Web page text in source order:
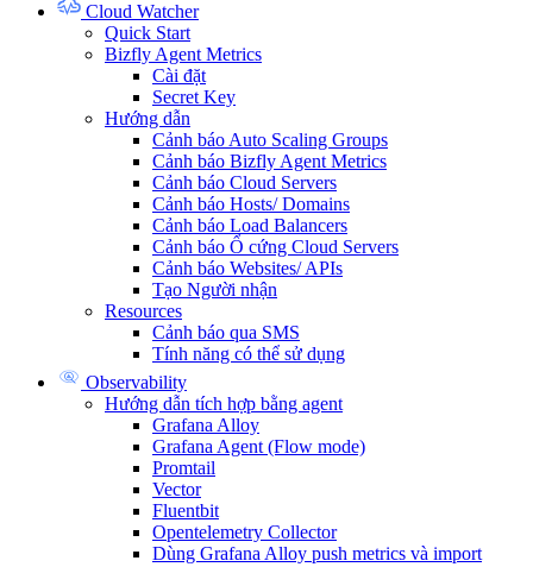
Cloud Watcher
Quick Start
Bizfly Agent Metrics
Cài đặt
Secret Key
Hướng dẫn
Cảnh báo Auto Scaling Groups
Cảnh báo Bizfly Agent Metrics
Cảnh báo Cloud Servers
Cảnh báo Hosts/ Domains
Cảnh báo Load Balancers
Cảnh báo Ổ cứng Cloud Servers
Cảnh báo Websites/ APIs
Tạo Người nhận
Resources
Cảnh báo qua SMS
Tính năng có thể sử dụng
Observability
Hướng dẫn tích hợp bằng agent
Grafana Alloy
Grafana Agent (Flow mode)
Promtail
Vector
Fluentbit
Opentelemetry Collector
Dùng Grafana Alloy push metrics và import